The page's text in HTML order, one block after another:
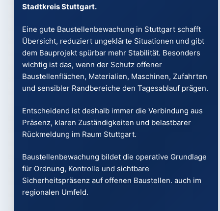
Stadtkreis Stuttgart.
Eine gute Baustellenbewachung in Stuttgart schafft
Übersicht, reduziert ungeklärte Situationen und gibt
dem Bauprojekt spürbar mehr Stabilität. Besonders
wichtig ist das, wenn der Schutz offener
Baustellenflächen, Materialien, Maschinen, Zufahrten
und sensibler Randbereiche den Tagesablauf prägen.
Entscheidend ist deshalb immer die Verbindung aus
Präsenz, klaren Zuständigkeiten und belastbarer
Rückmeldung im Raum Stuttgart.
Baustellenbewachung bildet die operative Grundlage
für Ordnung, Kontrolle und sichtbare
Sicherheitspräsenz auf offenen Baustellen. auch im
regionalen Umfeld.